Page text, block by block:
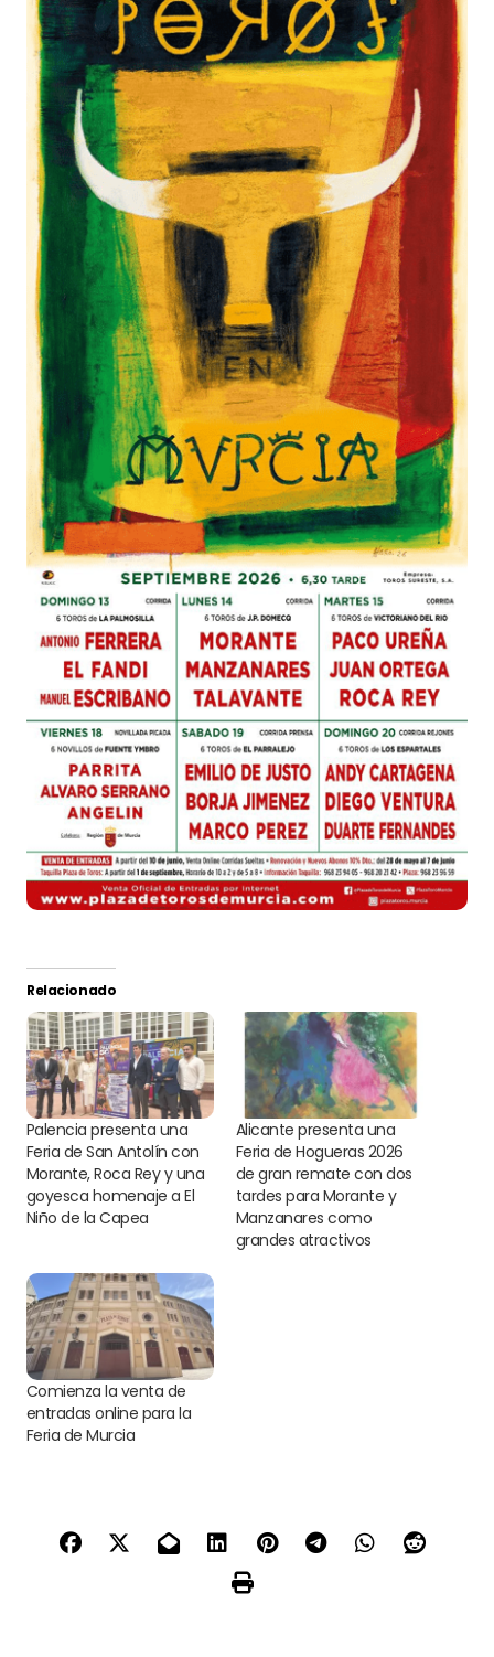
Relacionado
Palencia presenta una
Feria de San Antolín con
Morante, Roca Rey y una
goyesca homenaje a El
Niño de la Capea
Alicante presenta una
Feria de Hogueras 2026
de gran remate con dos
tardes para Morante y
Manzanares como
grandes atractivos
Comienza la venta de
entradas online para la
Feria de Murcia